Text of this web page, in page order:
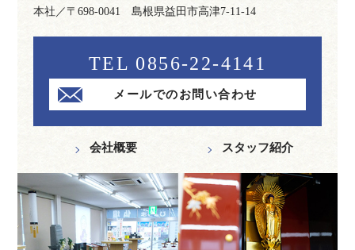
本社／〒698-0041 島根県益田市高津7-11-14
TEL 0856-22-4141
メールでのお問い合わせ
会社概要 スタッフ紹介